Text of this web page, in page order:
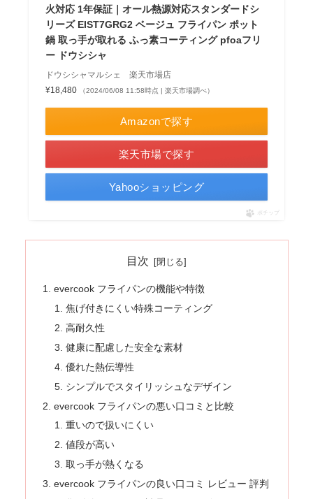
火対応 1年保証｜オール熱源対応スタンダードシ
リーズ EIST7GRG2 ベージュ フライパン ポット
鍋 取っ手が取れる ふっ素コーティング pfoaフリ
ー ドウシシャ
ドウシシャマルシェ 楽天市場店
¥18,480
（2024/06/08 11:58時点 | 楽天市場調べ）
Amazonで探す
楽天市場で探す
Yahooショッピング
ポチップ
目次
evercook フライパンの機能や特徴
焦げ付きにくい特殊コーティング
高耐久性
健康に配慮した安全な素材
優れた熱伝導性
シンプルでスタイリッシュなデザイン
evercook フライパンの悪い口コミと比較
重いので扱いにくい
値段が高い
取っ手が熱くなる
evercook フライパンの良い口コミ レビュー 評判